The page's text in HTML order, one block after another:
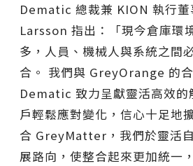
Dematic 總裁兼 KION 執行
Larsson 指出：「現今倉庫環
多，人員、機械人與系統之間
合。 我們與 GreyOrange 的
Dematic 致力呈獻靈活高效的
戶輕鬆應對變化，信心十足地
合 GreyMatter，我們於靈活
展路向，使整合起來更加統一